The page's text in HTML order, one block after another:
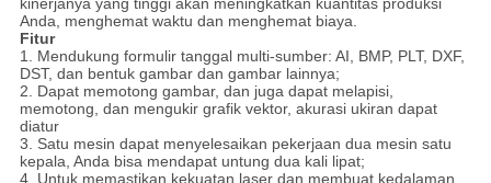
kinerjanya yang tinggi akan meningkatkan kuantitas produksi
Anda, menghemat waktu dan menghemat biaya.
Fitur
1. Mendukung formulir tanggal multi-sumber: AI, BMP, PLT, DXF,
DST, dan bentuk gambar dan gambar lainnya;
2. Dapat memotong gambar, dan juga dapat melapisi,
memotong, dan mengukir grafik vektor, akurasi ukiran dapat
diatur
3. Satu mesin dapat menyelesaikan pekerjaan dua mesin satu
kepala, Anda bisa mendapat untung dua kali lipat;
4. Untuk memastikan kekuatan laser dan membuat kedalaman